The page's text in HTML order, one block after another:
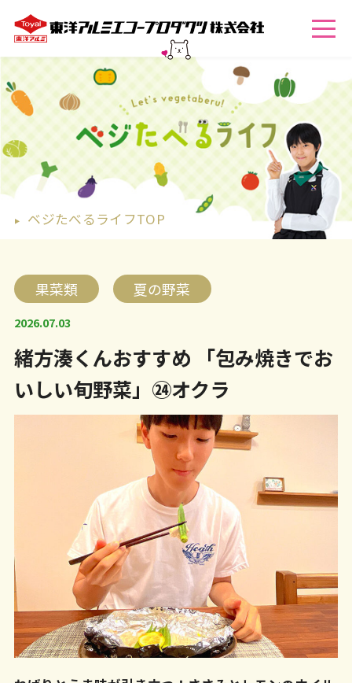
ベジたべるライフTOP
果菜類 夏の野菜
2026.07.03
緒方湊くんおすすめ 「包み焼きでお
いしい旬野菜」㉔オクラ